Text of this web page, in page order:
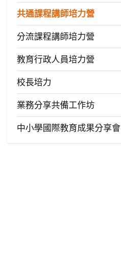
共通課程講師培力營
分流課程講師培力營
教育行政人員培力營
校長培力
業務分享共備工作坊
中小學國際教育成果分享會